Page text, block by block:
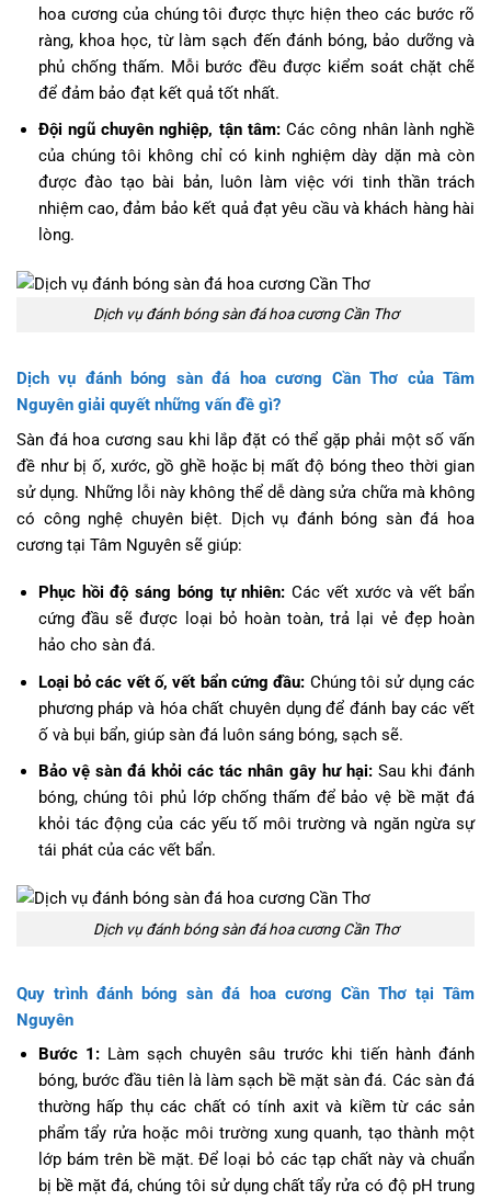
hoa cương của chúng tôi được thực hiện theo các bước rõ
ràng, khoa học, từ làm sạch đến đánh bóng, bảo dưỡng và
phủ chống thấm. Mỗi bước đều được kiểm soát chặt chẽ
để đảm bảo đạt kết quả tốt nhất.
Đội ngũ chuyên nghiệp, tận tâm:Các công nhân lành nghề
của chúng tôi không chỉ có kinh nghiệm dày dặn mà còn
được đào tạo bài bản, luôn làm việc với tinh thần trách
nhiệm cao, đảm bảo kết quả đạt yêu cầu và khách hàng hài
lòng.
Dịch vụ đánh bóng sàn đá hoa cương Cần Thơ
Dịch vụ đánh bóng sàn đá hoa cương Cần Thơ của Tâm
Nguyên giải quyết những vấn đề gì?
Sàn đá hoa cương sau khi lắp đặt có thể gặp phải một số vấn
đề như bị ố, xước, gồ ghề hoặc bị mất độ bóng theo thời gian
sử dụng. Những lỗi này không thể dễ dàng sửa chữa mà không
có công nghệ chuyên biệt. Dịch vụ đánh bóng sàn đá hoa
cương tại Tâm Nguyên sẽ giúp:
Phục hồi độ sáng bóng tự nhiên: Các vết xước và vết bẩn
cứng đầu sẽ được loại bỏ hoàn toàn, trả lại vẻ đẹp hoàn
hảo cho sàn đá.
Loại bỏ các vết ố, vết bẩn cứng đầu: Chúng tôi sử dụng các
phương pháp và hóa chất chuyên dụng để đánh bay các vết
ố và bụi bẩn, giúp sàn đá luôn sáng bóng, sạch sẽ.
Bảo vệ sàn đá khỏi các tác nhân gây hư hại:Sau khi đánh
bóng, chúng tôi phủ lớp chống thấm để bảo vệ bề mặt đá
khỏi tác động của các yếu tố môi trường và ngăn ngừa sự
tái phát của các vết bẩn.
Dịch vụ đánh bóng sàn đá hoa cương Cần Thơ
Quy trình đánh bóng sàn đá hoa cương Cần Thơ tại Tâm
Nguyên
Bước 1:Làm sạch chuyên sâu trước khi tiến hành đánh
bóng, bước đầu tiên là làm sạch bề mặt sàn đá. Các sàn đá
thường hấp thụ các chất có tính axit và kiềm từ các sản
phẩm tẩy rửa hoặc môi trường xung quanh, tạo thành một
lớp bám trên bề mặt. Để loại bỏ các tạp chất này và chuẩn
bị bề mặt đá, chúng tôi sử dụng chất tẩy rửa có độ pH trung